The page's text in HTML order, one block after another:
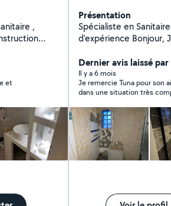
,
et
Présentation
Spécialiste en
d'expérience Bonjour, Je vous propose mes services
Installation et remplacement :
Thermo - chaudières -
robinetterie - WC -
canalisations - meubles. Entretien et
climatisation - pompe
désembouage -
et pièces défectueuses. Mes engagements : -
soigné & finitions de
Conseil personnalisé
Dernier avis laissé
Il y a 6 mois
Je remercie Tuna pour son
dans une situation très